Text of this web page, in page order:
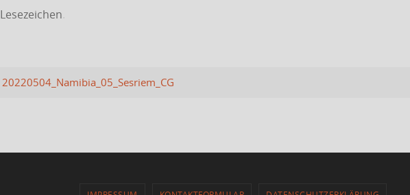
Lesezeichen.
20220504_Namibia_05_Sesriem_CG